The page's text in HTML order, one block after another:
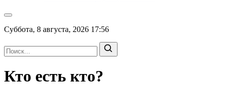
Суббота, 8 августа, 2026 17:56
Кто есть кто?